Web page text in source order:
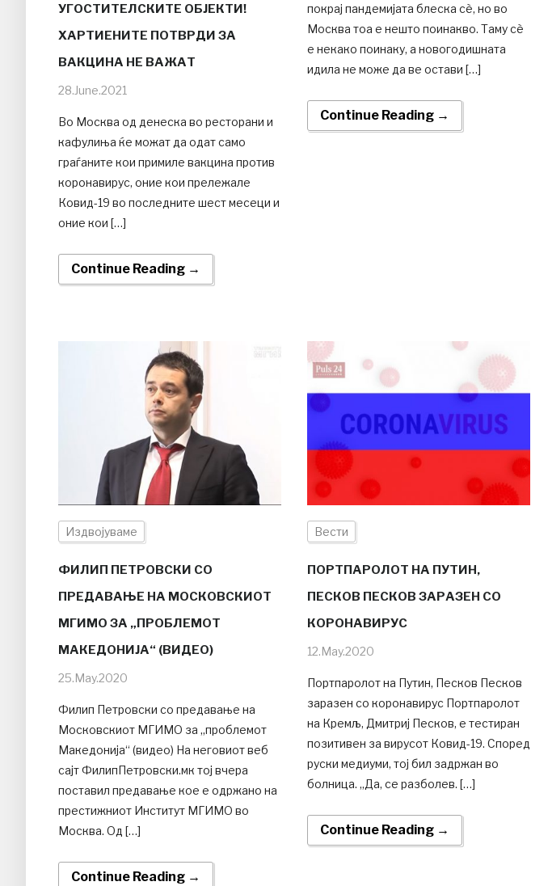
УГОСТИТЕЛСКИТЕ ОБЈЕКТИ!
ХАРТИЕНИТЕ ПОТВРДИ ЗА
ВАКЦИНА НЕ ВАЖАТ
28.June.2021
Во Москва од денеска во ресторани и
кафулиња ќе можат да одат само
граѓаните кои примиле вакцина против
коронавирус, оние кои прележале
Ковид-19 во последните шест месеци и
оние кои […]
Continue Reading →
покрај пандемијата блеска сè, но во
Москва тоа е нешто поинакво. Таму сè
е некако поинаку, а новогодишната
идила не може да ве остави […]
Continue Reading →
Издвојуваме
ФИЛИП ПЕТРОВСКИ СО
ПРЕДАВАЊЕ НА МОСКОВСКИОТ
МГИМО ЗА „ПРОБЛЕМОТ
МАКЕДОНИЈА“ (ВИДЕО)
25.May.2020
Филип Петровски со предавање на
Московскиот МГИМО за „проблемот
Македонија“ (видео) На неговиот веб
сајт ФилипПетровски.мк тој вчера
поставил предавање кое е одржано на
престижниот Институт МГИМО во
Москва. Од […]
Continue Reading →
Вести
ПОРТПАРОЛОТ НА ПУТИН,
ПЕСКОВ ПЕСКОВ ЗАРАЗЕН СО
КОРОНАВИРУС
12.May.2020
Портпаролот на Путин, Песков Песков
заразен со коронавирус Портпаролот
на Кремљ, Дмитриј Песков, е тестиран
позитивен за вирусот Ковид-19. Според
руски медиуми, тој бил задржан во
болница. „Да, се разболев. […]
Continue Reading →